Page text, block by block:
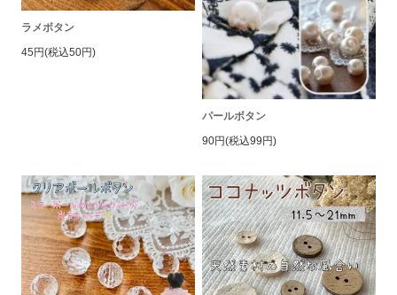
ラメボタン
45円(税込50円)
パールボタン
90円(税込99円)